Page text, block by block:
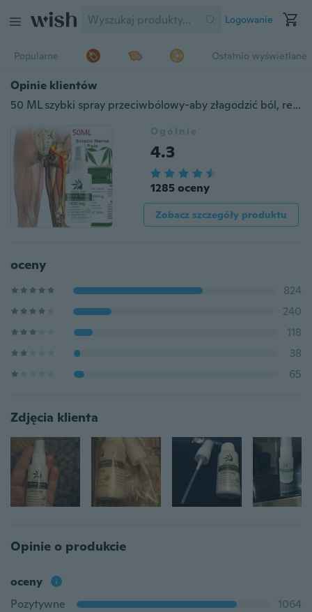
Logowanie
Popularne Ostatnio wyświetlane
Opinie klientów
50 ML szybki spray przeciwbólowy-aby złagodzić ból, reumatyzm, ból stawów, ból mięśni, siniaki i obrzęk 10/20/30/50 ML
Ogólnie
4.3
1285 oceny
Zobacz szczegóły produktu
oceny
824
240
118
38
65
Zdjęcia klienta
Opinie o produkcie
oceny
Pozytywne
1064